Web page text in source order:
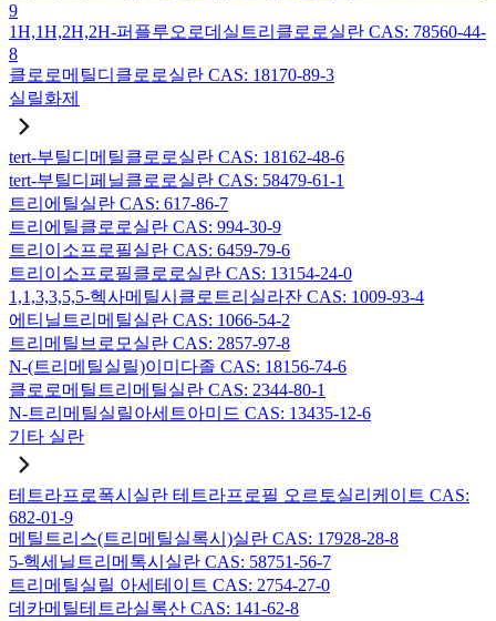
9
1H,1H,2H,2H-퍼플루오로데실트리클로로실란 CAS: 78560-44-
8
클로로메틸디클로로실란 CAS: 18170-89-3
실릴화제
tert-부틸디메틸클로로실란 CAS: 18162-48-6
tert-부틸디페닐클로로실란 CAS: 58479-61-1
트리에틸실란 CAS: 617-86-7
트리에틸클로로실란 CAS: 994-30-9
트리이소프로필실란 CAS: 6459-79-6
트리이소프로필클로로실란 CAS: 13154-24-0
1,1,3,3,5,5-헥사메틸시클로트리실라잔 CAS: 1009-93-4
에티닐트리메틸실란 CAS: 1066-54-2
트리메틸브로모실란 CAS: 2857-97-8
N-(트리메틸실릴)이미다졸 CAS: 18156-74-6
클로로메틸트리메틸실란 CAS: 2344-80-1
N-트리메틸실릴아세트아미드 CAS: 13435-12-6
기타 실란
테트라프로폭시실란 테트라프로필 오르토실리케이트 CAS:
682-01-9
메틸트리스(트리메틸실록시)실란 CAS: 17928-28-8
5-헥세닐트리메톡시실란 CAS: 58751-56-7
트리메틸실릴 아세테이트 CAS: 2754-27-0
데카메틸테트라실록산 CAS: 141-62-8